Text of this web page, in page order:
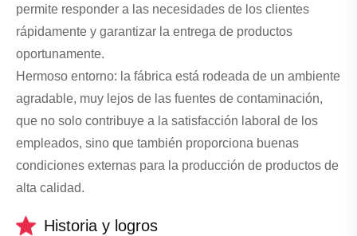
permite responder a las necesidades de los clientes
rápidamente y garantizar la entrega de productos
oportunamente.
Hermoso entorno: la fábrica está rodeada de un ambiente
agradable, muy lejos de las fuentes de contaminación,
que no solo contribuye a la satisfacción laboral de los
empleados, sino que también proporciona buenas
condiciones externas para la producción de productos de
alta calidad.
Historia y logros